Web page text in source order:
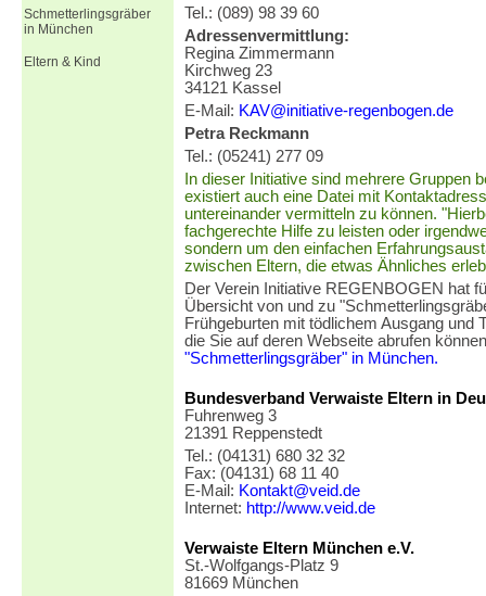
Schmetterlingsgräber
in München
Eltern & Kind
Tel.: (089) 98 39 60
Adressenvermittlung:
Regina Zimmermann
Kirchweg 23
34121 Kassel
E-Mail: KAV@initiative-regenbogen.de
Petra Reckmann
Tel.: (05241) 277 09
In dieser Initiative sind mehrere Gruppen
existiert auch eine Datei mit
untereinander vermitteln zu können.
fachgerechte Hilfe zu leisten oder
sondern um den einfachen
zwischen Eltern, die etwas Ähnliches
Der Verein Initiative REGENBOGEN hat
Übersicht von und zu
Frühgeburten mit tödlichem Ausgang und
die Sie auf deren Webseite abrufen
"Schmetterlingsgräber" in München.
Bundesverband Verwaiste Eltern in
Fuhrenweg 3
21391 Reppenstedt
Tel.: (04131) 680 32 32
Fax: (04131) 68 11 40
E-Mail: Kontakt@veid.de
Internet: http://www.veid.de
Verwaiste Eltern München e.V.
St.-Wolfgangs-Platz 9
81669 München